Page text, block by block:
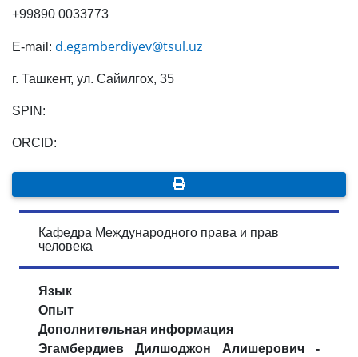
+99890 0033773
E-mail: d.egamberdiyev@tsul.uz
г. Ташкент, ул. Сайилгох, 35
SPIN:
ORCID:
Кафедра Международного права и прав
человека
Язык
Опыт
Дополнительная информация
Эгамбердиев Дилшоджон Алишерович -